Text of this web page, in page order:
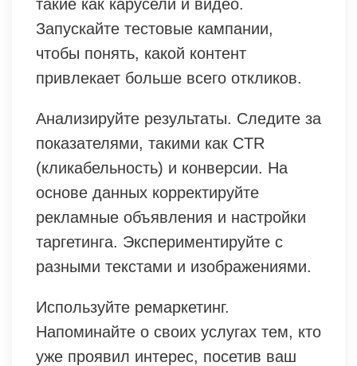
такие как карусели и видео.
Запускайте тестовые кампании,
чтобы понять, какой контент
привлекает больше всего откликов.
Анализируйте результаты. Следите за
показателями, такими как CTR
(кликабельность) и конверсии. На
основе данных корректируйте
рекламные объявления и настройки
таргетинга. Экспериментируйте с
разными текстами и изображениями.
Используйте ремаркетинг.
Напоминайте о своих услугах тем, кто
уже проявил интерес, посетив ваш